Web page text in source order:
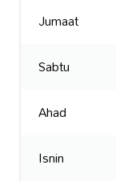
Jumaat
Sabtu
Ahad
Isnin